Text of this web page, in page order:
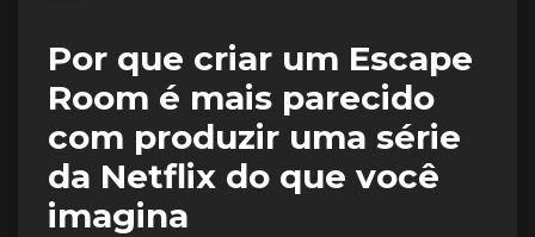
Por que criar um Escape
Room é mais parecido
com produzir uma série
da Netflix do que você
imagina